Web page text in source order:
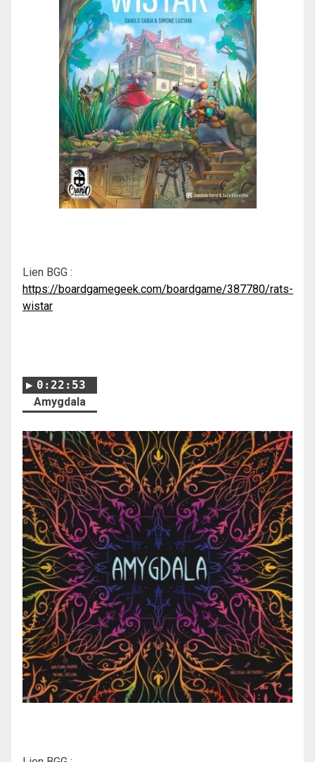
Lien BGG :
https://boardgamegeek.com/boardgame/387780/rats-
wistar
0:22:53
Amygdala